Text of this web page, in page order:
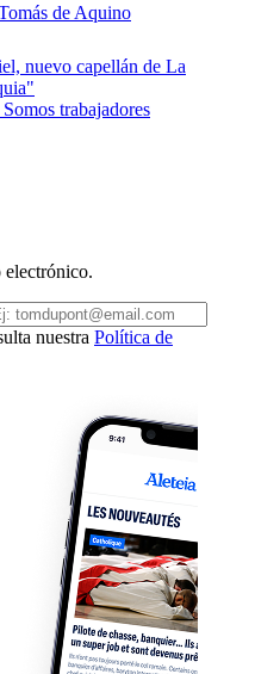
de Aquino
nuevo capellán de La
trabajadores
electrónico.
nuestra Política de